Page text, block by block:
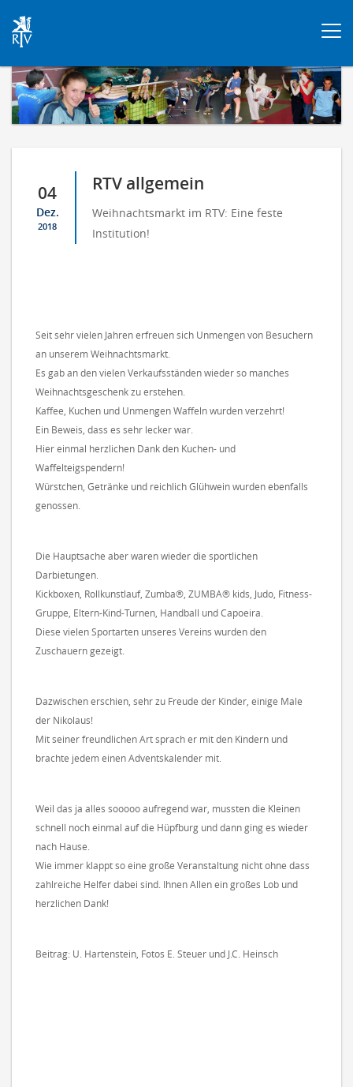
04
Dez.
2018
RTV allgemein
Weihnachtsmarkt im RTV: Eine feste
Institution!
Seit sehr vielen Jahren erfreuen sich Unmengen von Besuchern
an unserem Weihnachtsmarkt.
Es gab an den vielen Verkaufsständen wieder so manches
Weihnachtsgeschenk zu erstehen.
Kaffee, Kuchen und Unmengen Waffeln wurden verzehrt!
Ein Beweis, dass es sehr lecker war.
Hier einmal herzlichen Dank den Kuchen- und
Waffelteigspendern!
Würstchen, Getränke und reichlich Glühwein wurden ebenfalls
genossen.
Die Hauptsache aber waren wieder die sportlichen
Darbietungen.
Kickboxen, Rollkunstlauf, Zumba®, ZUMBA® kids, Judo, Fitness-
Gruppe, Eltern-Kind-Turnen, Handball und Capoeira.
Diese vielen Sportarten unseres Vereins wurden den
Zuschauern gezeigt.
Dazwischen erschien, sehr zu Freude der Kinder, einige Male
der Nikolaus!
Mit seiner freundlichen Art sprach er mit den Kindern und
brachte jedem einen Adventskalender mit.
Weil das ja alles sooooo aufregend war, mussten die Kleinen
schnell noch einmal auf die Hüpfburg und dann ging es wieder
nach Hause.
Wie immer klappt so eine große Veranstaltung nicht ohne dass
zahlreiche Helfer dabei sind. Ihnen Allen ein großes Lob und
herzlichen Dank!
Beitrag: U. Hartenstein, Fotos E. Steuer und J.C. Heinsch